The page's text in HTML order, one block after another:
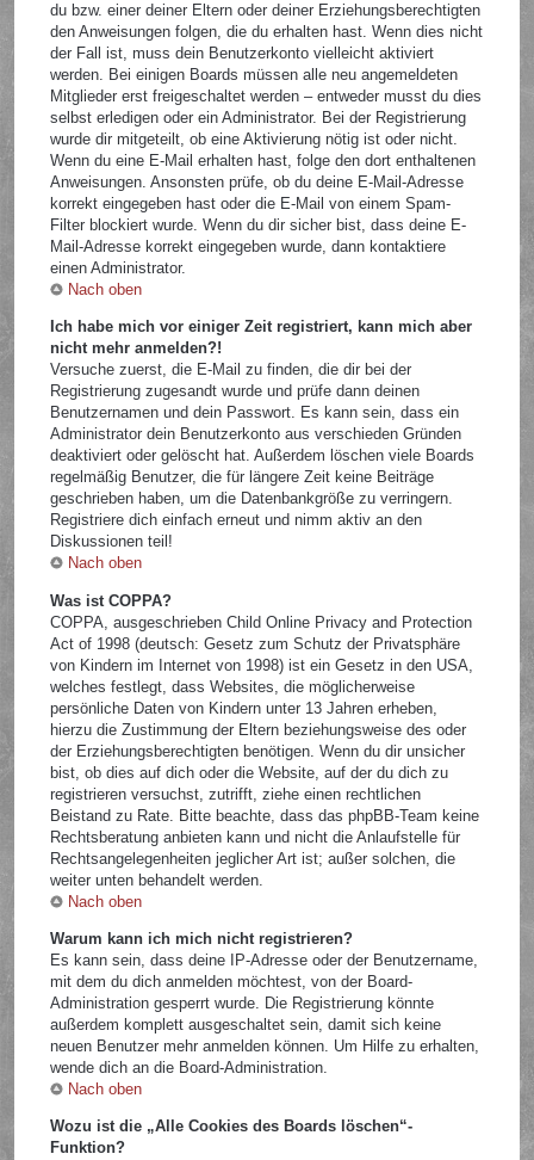
du bzw. einer deiner Eltern oder deiner Erziehungsberechtigten
den Anweisungen folgen, die du erhalten hast. Wenn dies nicht
der Fall ist, muss dein Benutzerkonto vielleicht aktiviert
werden. Bei einigen Boards müssen alle neu angemeldeten
Mitglieder erst freigeschaltet werden – entweder musst du dies
selbst erledigen oder ein Administrator. Bei der Registrierung
wurde dir mitgeteilt, ob eine Aktivierung nötig ist oder nicht.
Wenn du eine E-Mail erhalten hast, folge den dort enthaltenen
Anweisungen. Ansonsten prüfe, ob du deine E-Mail-Adresse
korrekt eingegeben hast oder die E-Mail von einem Spam-
Filter blockiert wurde. Wenn du dir sicher bist, dass deine E-
Mail-Adresse korrekt eingegeben wurde, dann kontaktiere
einen Administrator.
Nach oben
Ich habe mich vor einiger Zeit registriert, kann mich aber
nicht mehr anmelden?!
Versuche zuerst, die E-Mail zu finden, die dir bei der
Registrierung zugesandt wurde und prüfe dann deinen
Benutzernamen und dein Passwort. Es kann sein, dass ein
Administrator dein Benutzerkonto aus verschieden Gründen
deaktiviert oder gelöscht hat. Außerdem löschen viele Boards
regelmäßig Benutzer, die für längere Zeit keine Beiträge
geschrieben haben, um die Datenbankgröße zu verringern.
Registriere dich einfach erneut und nimm aktiv an den
Diskussionen teil!
Nach oben
Was ist COPPA?
COPPA, ausgeschrieben Child Online Privacy and Protection
Act of 1998 (deutsch: Gesetz zum Schutz der Privatsphäre
von Kindern im Internet von 1998) ist ein Gesetz in den USA,
welches festlegt, dass Websites, die möglicherweise
persönliche Daten von Kindern unter 13 Jahren erheben,
hierzu die Zustimmung der Eltern beziehungsweise des oder
der Erziehungsberechtigten benötigen. Wenn du dir unsicher
bist, ob dies auf dich oder die Website, auf der du dich zu
registrieren versuchst, zutrifft, ziehe einen rechtlichen
Beistand zu Rate. Bitte beachte, dass das phpBB-Team keine
Rechtsberatung anbieten kann und nicht die Anlaufstelle für
Rechtsangelegenheiten jeglicher Art ist; außer solchen, die
weiter unten behandelt werden.
Nach oben
Warum kann ich mich nicht registrieren?
Es kann sein, dass deine IP-Adresse oder der Benutzername,
mit dem du dich anmelden möchtest, von der Board-
Administration gesperrt wurde. Die Registrierung könnte
außerdem komplett ausgeschaltet sein, damit sich keine
neuen Benutzer mehr anmelden können. Um Hilfe zu erhalten,
wende dich an die Board-Administration.
Nach oben
Wozu ist die „Alle Cookies des Boards löschen“-
Funktion?